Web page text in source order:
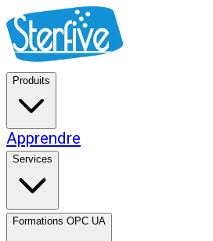
Produits
Apprendre
Services
Formations OPC UA